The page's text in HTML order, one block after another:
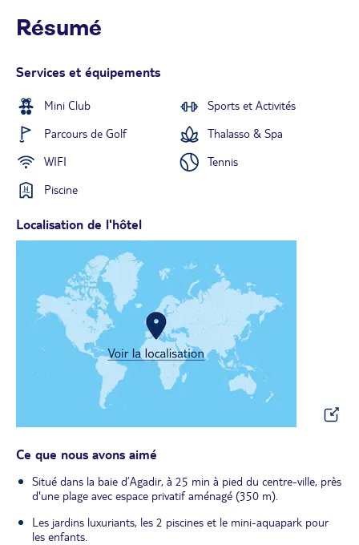
Résumé
Services et équipements
Mini Club
Sports et Activités
Parcours de Golf
Thalasso & Spa
WIFI
Tennis
Piscine
Localisation de l'hôtel
Ce que nous avons aimé
Situé dans la baie d’Agadir, à 25 min à pied du centre-ville, près
d'une plage avec espace privatif aménagé (350 m).
Les jardins luxuriants, les 2 piscines et le mini-aquapark pour
les enfants.